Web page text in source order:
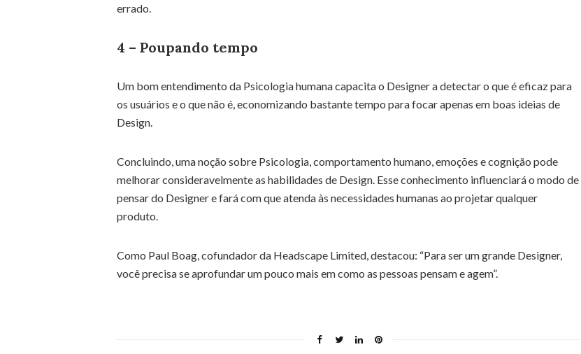
errado.
4 – Poupando tempo
Um bom entendimento da Psicologia humana capacita o Designer a detectar o que é eficaz para
os usuários e o que não é, economizando bastante tempo para focar apenas em boas ideias de
Design.
Concluindo, uma noção sobre Psicologia, comportamento humano, emoções e cognição pode
melhorar consideravelmente as habilidades de Design. Esse conhecimento influenciará o modo de
pensar do Designer e fará com que atenda às necessidades humanas ao projetar qualquer
produto.
Como Paul Boag, cofundador da Headscape Limited, destacou: “Para ser um grande Designer,
você precisa se aprofundar um pouco mais em como as pessoas pensam e agem”.